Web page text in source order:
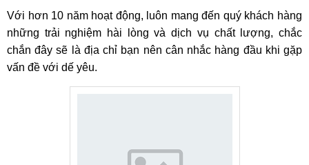
Với hơn 10 năm hoạt động, luôn mang đến quý khách hàng
những trải nghiệm hài lòng và dịch vụ chất lượng, chắc
chắn đây sẽ là địa chỉ bạn nên cân nhắc hàng đầu khi gặp
vấn đề với dế yêu.